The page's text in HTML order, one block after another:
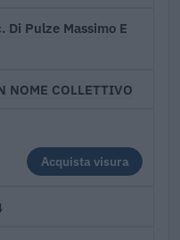
Di Pulze Massimo E
NOME COLLETTIVO
Acquista visura